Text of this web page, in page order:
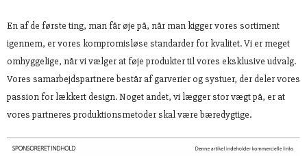
En af de første ting, man får øje på, når man kigger vores sortiment
igennem, er vores kompromisløse standarder for kvalitet. Vi er meget
omhyggelige, når vi vælger at føje produkter til vores eksklusive udvalg.
Vores samarbejdspartnere består af garverier og systuer, der deler vores
passion for lækkert design. Noget andet, vi lægger stor vægt på, er at
vores partneres produktionsmetoder skal være bæredygtige.